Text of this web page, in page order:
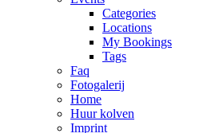
Categories
Locations
My Bookings
Tags
Faq
Fotogalerij
Home
Huur kolven
Imprint